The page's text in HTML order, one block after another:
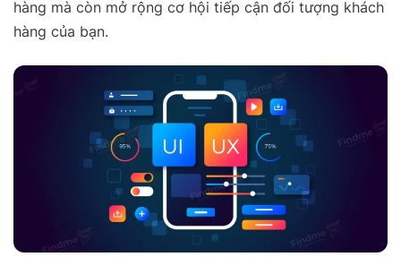
hàng mà còn mở rộng cơ hội tiếp cận đối tượng khách
hàng của bạn.